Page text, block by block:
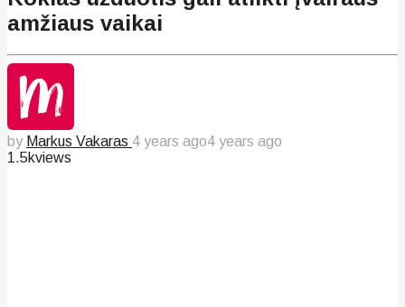
amžiaus vaikai
by Markus Vakaras 4 years ago4 years ago
1.5kviews